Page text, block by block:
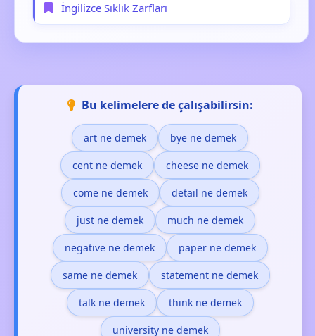
İngilizce Sıklık Zarfları
Bu kelimelere de çalışabilirsin:
art ne demek bye ne demek
cent ne demek cheese ne demek
come ne demek detail ne demek
just ne demek much ne demek
negative ne demek paper ne demek
same ne demek statement ne demek
talk ne demek think ne demek
university ne demek